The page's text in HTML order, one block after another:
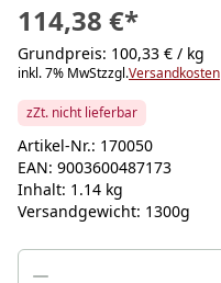
114,38 €*
Grundpreis: 100,33 € / kg
inkl. 7% MwStzzgl.Versandkosten
zZt. nicht lieferbar
Artikel-Nr.: 170050
EAN: 9003600487173
Inhalt: 1.14 kg
Versandgewicht: 1300g